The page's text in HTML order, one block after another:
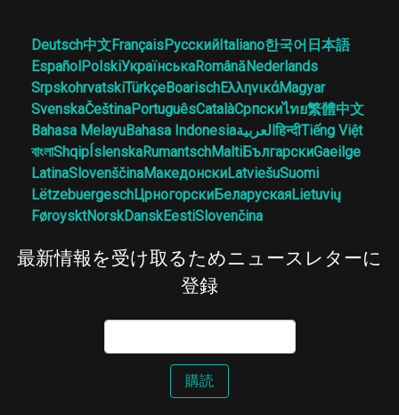
Deutsch中文FrançaisРусскийItaliano한국어 日本語
EspañolPolskiУкраїнськаRomânăNederlands
SrpskohrvatskiTürkçeBoarischΕλληνικάMagyar
SvenskaČeštinaPortuguêsCatalàСрпскиไทย繁體中文
Bahasa MelayuBahasa Indonesiaالعربيةहिन्दीTiếng Việt
বাংলাShqipÍslenskaRumantschMaltiБългарскиGaeilge
LatinaSlovenščinaМакедонскиLatviešuSuomi
LëtzebuergeschЦрногорскиБеларускаяLietuvių
FøroysktNorskDanskEestiSlovenčina
最新情報を受け取るためニュースレターに
登録
購読